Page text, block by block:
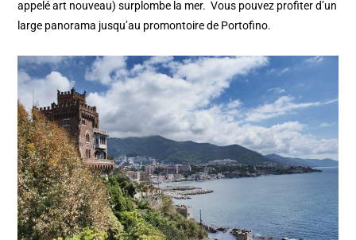
appelé art nouveau) surplombe la mer. Vous pouvez profiter d’un
large panorama jusqu’au promontoire de Portofino.